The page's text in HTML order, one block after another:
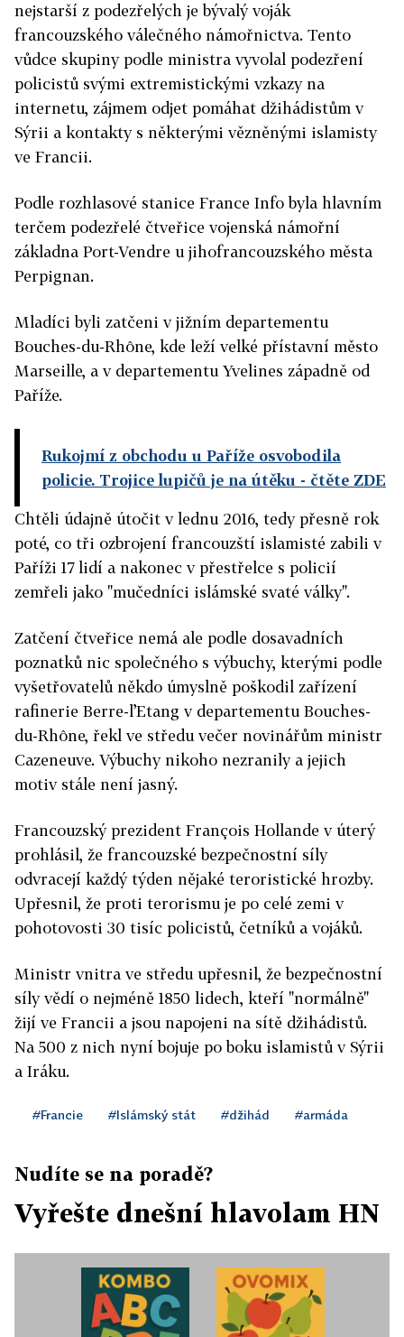
nejstarší z podezřelých je bývalý voják
francouzského válečného námořnictva. Tento
vůdce skupiny podle ministra vyvolal podezření
policistů svými extremistickými vzkazy na
internetu, zájmem odjet pomáhat džihádistům v
Sýrii a kontakty s některými vězněnými islamisty
ve Francii.
Podle rozhlasové stanice France Info byla hlavním
terčem podezřelé čtveřice vojenská námořní
základna Port-Vendre u jihofrancouzského města
Perpignan.
Mladíci byli zatčeni v jižním departementu
Bouches-du-Rhône, kde leží velké přístavní město
Marseille, a v departementu Yvelines západně od
Paříže.
Rukojmí z obchodu u Paříže osvobodila
policie. Trojice lupičů je na útěku - čtěte ZDE
Chtěli údajně útočit v lednu 2016, tedy přesně rok
poté, co tři ozbrojení francouzští islamisté zabili v
Paříži 17 lidí a nakonec v přestřelce s policií
zemřeli jako "mučedníci islámské svaté války".
Zatčení čtveřice nemá ale podle dosavadních
poznatků nic společného s výbuchy, kterými podle
vyšetřovatelů někdo úmyslně poškodil zařízení
rafinerie Berre-l’Etang v departementu Bouches-
du-Rhône, řekl ve středu večer novinářům ministr
Cazeneuve. Výbuchy nikoho nezranily a jejich
motiv stále není jasný.
Francouzský prezident François Hollande v úterý
prohlásil, že francouzské bezpečnostní síly
odvracejí každý týden nějaké teroristické hrozby.
Upřesnil, že proti terorismu je po celé zemi v
pohotovosti 30 tisíc policistů, četníků a vojáků.
Ministr vnitra ve středu upřesnil, že bezpečnostní
síly vědí o nejméně 1850 lidech, kteří "normálně"
žijí ve Francii a jsou napojeni na sítě džihádistů.
Na 500 z nich nyní bojuje po boku islamistů v Sýrii
a Iráku.
#Francie #Islámský stát #džihád #armáda
Nudíte se na poradě?
Vyřešte dnešní hlavolam HN